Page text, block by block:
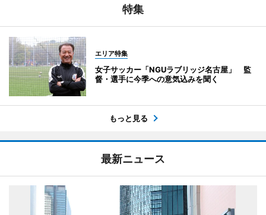
特集
エリア特集
女子サッカー「NGUラブリッジ名古屋」 監
督・選手に今季への意気込みを聞く
もっと見る
最新ニュース